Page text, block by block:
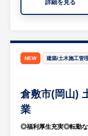
※詳細
創業約
建築・
技術
きま
る」
詳細を見る
NEW 建築/土木施工管
倉敷市(岡山)
業
◎福利厚生充実◎転勤